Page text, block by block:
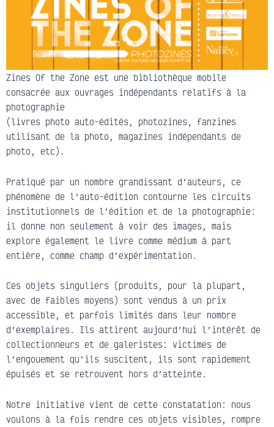
Zines Of the Zone est une bibliothèque mobile
consacrée aux ouvrages indépendants relatifs à la
photographie
(livres photo auto-édités, photozines, fanzines
utilisant de la photo, magazines indépendants de
photo, etc).
Pratiqué par un nombre grandissant d’auteurs, ce
phénomène de l’auto-édition contourne les circuits
institutionnels de l’édition et de la photographie:
il donne non seulement à voir des images, mais
explore également le livre comme médium à part
entière, comme champ d’expérimentation.
Ces objets singuliers (produits, pour la plupart,
avec de faibles moyens) sont vendus à un prix
accessible, et parfois limités dans leur nombre
d’exemplaires. Ils attirent aujourd’hui l’intérêt de
collectionneurs et de galeristes: victimes de
l’engouement qu’ils suscitent, ils sont rapidement
épuisés et se retrouvent hors d’atteinte.
Notre initiative vient de cette constatation: nous
voulons à la fois rendre ces objets visibles, rompre